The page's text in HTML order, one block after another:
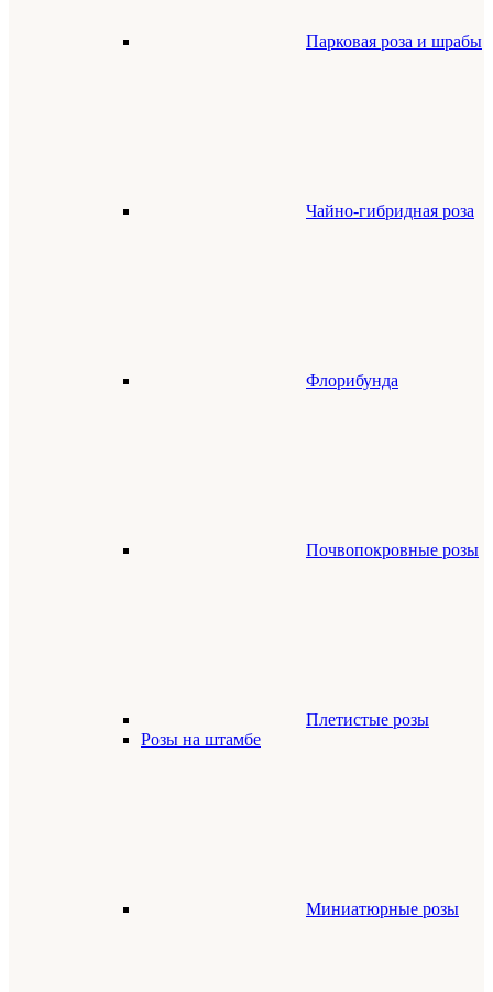
Парковая роза и шрабы
Чайно-гибридная роза
Флорибунда
Почвопокровные розы
Плетистые розы
Розы на штамбе
Миниатюрные розы